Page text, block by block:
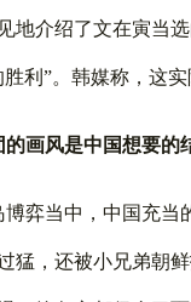
地介绍了文在寅当
利 ”。韩媒称，这
的画风是中国想要的
弈当中，中国充当
猛，还被小兄弟朝